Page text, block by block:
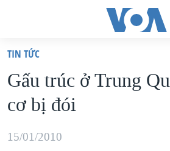
truy
cập
Tới
dung
VIỆT NAM
HOA KỲ
BIỂN ĐÔNG
TIN TỨC
Gấu trúc ở Trung
cơ bị đói
15/01/2010